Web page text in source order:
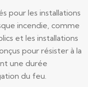
pour les installations
incendie, comme
et les installations
pour résister à la
une durée
du feu.